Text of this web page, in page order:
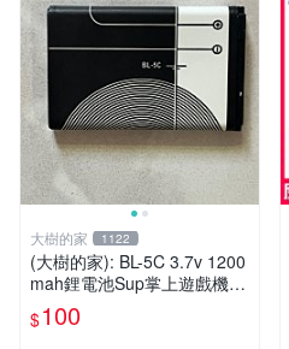
大樹的家 1122
(大樹的家): BL-5C 3.7v 1200
mah鋰電池Sup掌上遊戲機/
插卡音箱/ 藍牙喇叭/ MP3 通
用大特價
$100